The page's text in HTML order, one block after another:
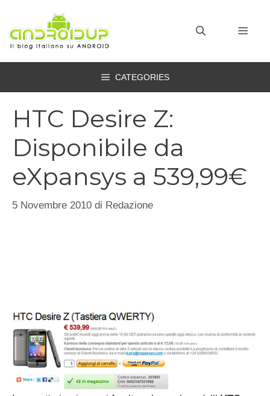
contenuto
CATEGORIES
HTC Desire Z:
Disponibile da
eXpansys a 539,99€
5 Novembre 2010 di Redazione